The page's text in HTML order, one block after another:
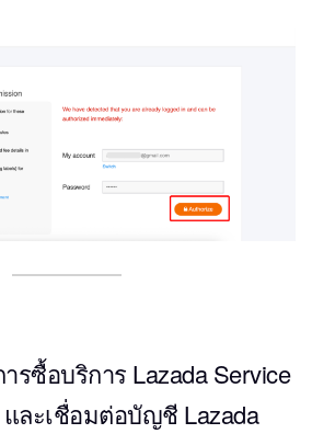
รซื้อบริการ Lazada Service
และเชื่อมต่อบัญชี Lazada